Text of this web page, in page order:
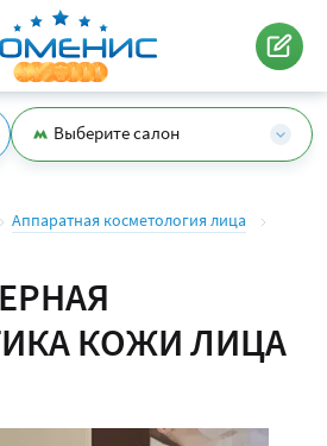
Выберите салон
Аппаратная косметология лица
КОЖИ ЛИЦА